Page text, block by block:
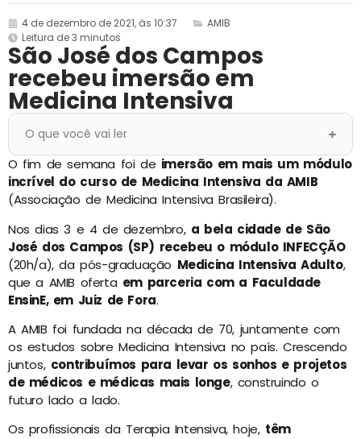
4 de dezembro de 2021, às 10:37
AMIB
Leitura de 3 minutos
São José dos Campos
recebeu imersão em
Medicina Intensiva
O que você vai ler
O fim de semana foi de imersão em mais um módulo
incrível do curso de Medicina Intensiva da AMIB
(Associação de Medicina Intensiva Brasileira).
Nos dias 3 e 4 de dezembro, a bela cidade de São
José dos Campos (SP) recebeu o módulo INFECÇÃO
(20h/a), da pós-graduação Medicina Intensiva Adulto,
que a AMIB oferta em parceria com a Faculdade
EnsinE, em Juiz de Fora.
A AMIB foi fundada na década de 70, juntamente com
os estudos sobre Medicina Intensiva no país. Crescendo
juntos, contribuímos para levar os sonhos e projetos
de médicos e médicas mais longe, construindo o
futuro lado a lado.
Os profissionais da Terapia Intensiva, hoje, têm